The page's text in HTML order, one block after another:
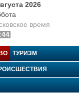
2026
время
ТУРИЗМ